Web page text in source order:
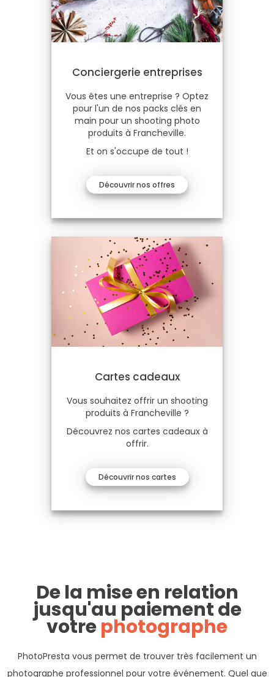
Conciergerie entreprises
Vous êtes une entreprise ? Optez
pour l'un de nos packs clés en
main pour un shooting photo
produits à Francheville.
Et on s'occupe de tout !
Découvrir nos offres
Cartes cadeaux
Vous souhaitez offrir un shooting
produits à Francheville ?
Découvrez nos cartes cadeaux à
offrir.
Découvrir nos cartes
De la mise en relation
jusqu'au paiement de
votrephotographe
PhotoPresta vous permet de trouver très facilement un
photographe professionnel pour votre événement. Quel que